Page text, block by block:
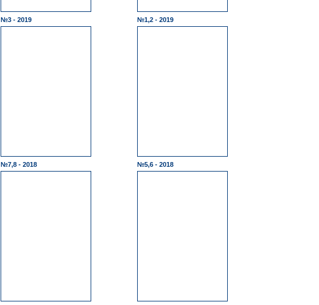
№3 - 2019 №1,2 - 2019
№7,8 - 2018 №5,6 - 2018